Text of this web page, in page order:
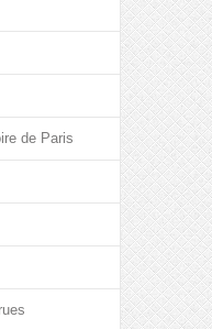
de Paris